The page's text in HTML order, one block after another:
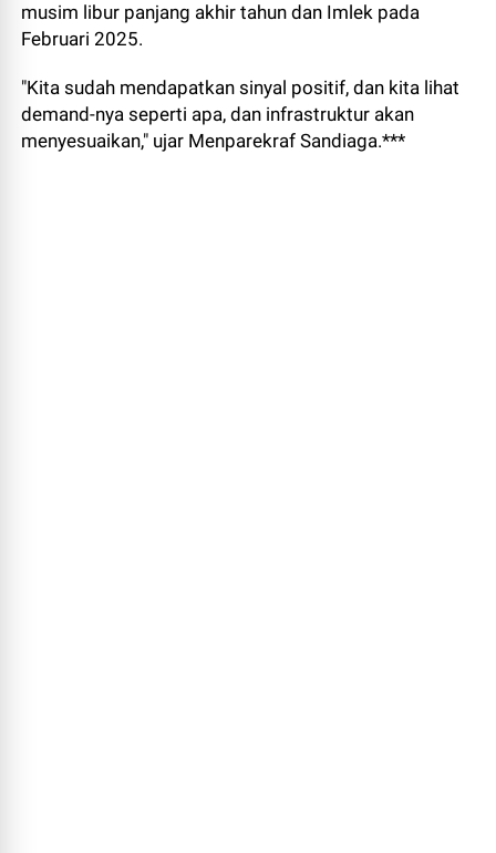
musim libur panjang akhir tahun dan Imlek pada
Februari 2025.
"Kita sudah mendapatkan sinyal positif, dan kita lihat
demand-nya seperti apa, dan infrastruktur akan
menyesuaikan," ujar Menparekraf Sandiaga.***